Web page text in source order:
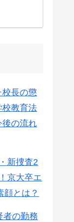
校長の懲
校教育法
後の流れ
新捜査2
京大卒エ
顔とは？
者の勤務